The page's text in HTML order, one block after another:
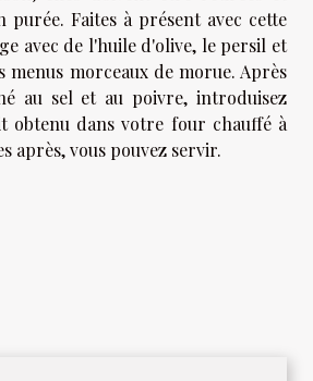
purée. Faites à présent avec cette
avec de l'huile d'olive, le persil et
menus morceaux de morue. Après
au sel et au poivre, introduisez
obtenu dans votre four chauffé à
après, vous pouvez servir.